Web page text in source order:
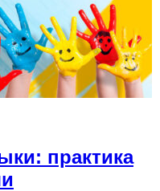
практика